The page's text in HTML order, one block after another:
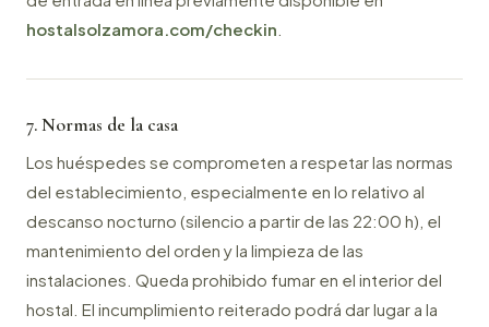
hostalsolzamora.com/checkin
7. Normas de la casa
Los huéspedes se comprometen a respetar las normas
del establecimiento, especialmente en lo relativo al
descanso nocturno (silencio a partir de las 22:00 h), el
mantenimiento del orden y la limpieza de las
instalaciones. Queda prohibido fumar en el interior del
hostal. El incumplimiento reiterado podrá dar lugar a la